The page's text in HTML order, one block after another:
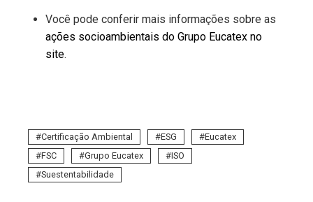
Você pode conferir mais informações sobre as
ações socioambientais do Grupo Eucatex no
site.
Certificação Ambiental ESG
Eucatex
FSC
Grupo Eucatex
ISO
Suestentabilidade